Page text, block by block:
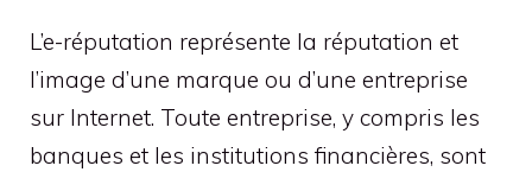
L’e-réputation représente la réputation et
l’image d’une marque ou d’une entreprise
sur Internet. Toute entreprise, y compris les
banques et les institutions financières, sont